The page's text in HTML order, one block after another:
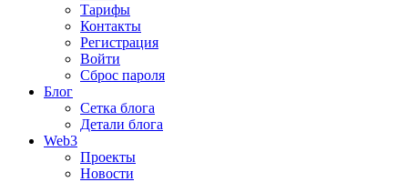
Тарифы
Контакты
Регистрация
Войти
Сброс пароля
Блог
Сетка блога
Детали блога
Web3
Проекты
Новости